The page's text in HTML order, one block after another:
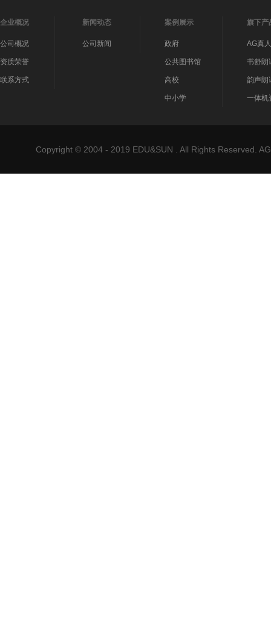
企业概况
公司概况
资质荣誉
联系方式
新闻动态
公司新闻
案例展示
政府
公共图书馆
高校
中小学
旗下产
AG真
书舒朗
韵声朗
一体机
Copyright © 2004 - 2019 EDU&SUN . All Rights Reserved.